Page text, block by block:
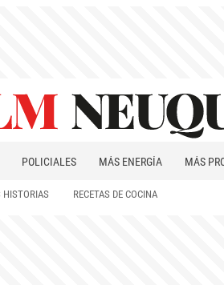
POLICIALES MÁS ENERGÍA MÁS
HISTORIAS RECETAS DE COCINA